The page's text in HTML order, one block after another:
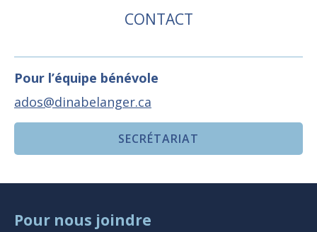
CONTACT
Pour l’équipe bénévole
ados@dinabelanger.ca
SECRÉTARIAT
Pour nous joindre